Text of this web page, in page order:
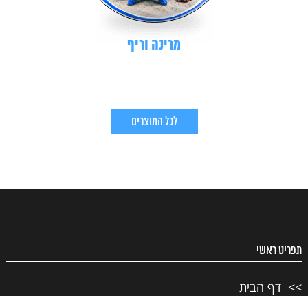
מרינה וריף
לכל המוצרים
תפריט ראשי
דף הבית